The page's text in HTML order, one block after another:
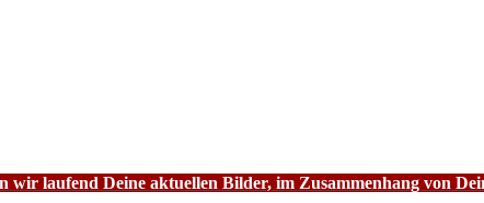
wir laufend Deine aktuellen Bilder, im Zusammenhang von